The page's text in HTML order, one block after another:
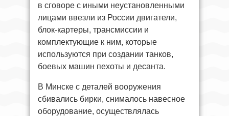
в сговоре с иными неустановленными
лицами ввезли из России двигатели,
блок-картеры, трансмиссии и
комплектующие к ним, которые
используются при создании танков,
боевых машин пехоты и десанта.
В Минске с деталей вооружения
сбивались бирки, снималось навесное
оборудование, осуществлялась